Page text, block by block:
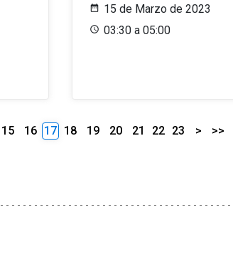
15 de Marzo de 2023
03:30 a 05:00
15 16 17 18 19 20 21 22 23 > >>